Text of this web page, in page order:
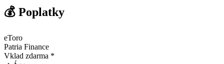
💰 Poplatky
eToro
Patria Finance
Vklad zdarma *